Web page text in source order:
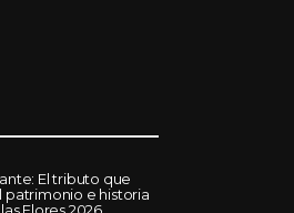
El tributo que
patrimonio e historia